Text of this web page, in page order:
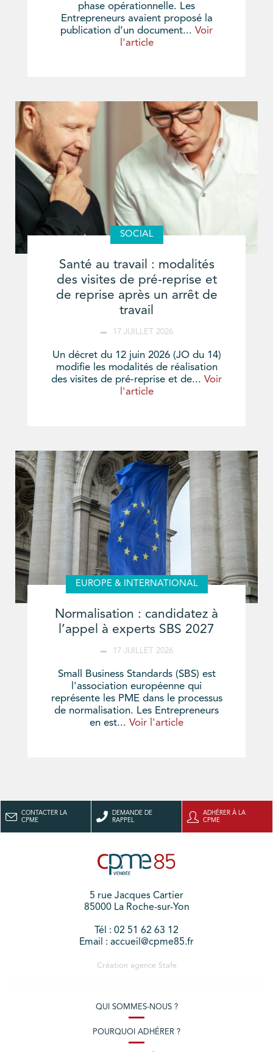
phase opérationnelle. Les
Entrepreneurs avaient proposé la
publication d’un document... Voir
l'article
SOCIAL
Santé au travail : modalités
des visites de pré-reprise et
de reprise après un arrêt de
travail
17 JUILLET 2026
Un décret du 12 juin 2026 (JO du 14)
modifie les modalités de réalisation
des visites de pré-reprise et de... Voir
l'article
EUROPE & INTERNATIONAL
Normalisation : candidatez à
l’appel à experts SBS 2027
17 JUILLET 2026
Small Business Standards (SBS) est
l'association européenne qui
représente les PME dans le processus
de normalisation. Les Entrepreneurs
en est... Voir l'article
CONTACTER LA
CPME
DEMANDE DE
RAPPEL
ADHÉRER À LA
CPME
5 rue Jacques Cartier
85000 La Roche-sur-Yon
Tél : 02 51 62 63 12
Email : accueil@cpme85.fr
Création agence Stafe
QUI SOMMES-NOUS ?
POURQUOI ADHÉRER ?